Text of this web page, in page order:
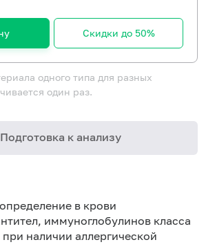
Скидки до 50%
одного типа для разных
один раз.
Подготовка к анализу
в крови
иммуноглобулинов класса
наличии аллергической